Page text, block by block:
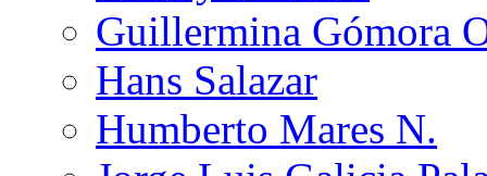
Guillermina Gómora
Hans Salazar
Humberto Mares N.